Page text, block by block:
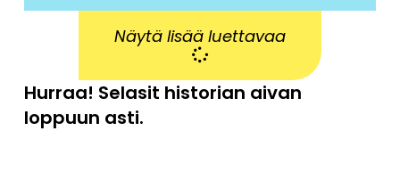
Näytä lisää luettavaa
Hurraa! Selasit historian aivan
loppuun asti.